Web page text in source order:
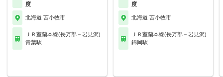
度
北海道 苫小牧市
ＪＲ室蘭本線(長万部－岩見沢)
青葉駅
度
北海道 苫小牧市
ＪＲ室蘭本線(長万部－岩見沢)
錦岡駅